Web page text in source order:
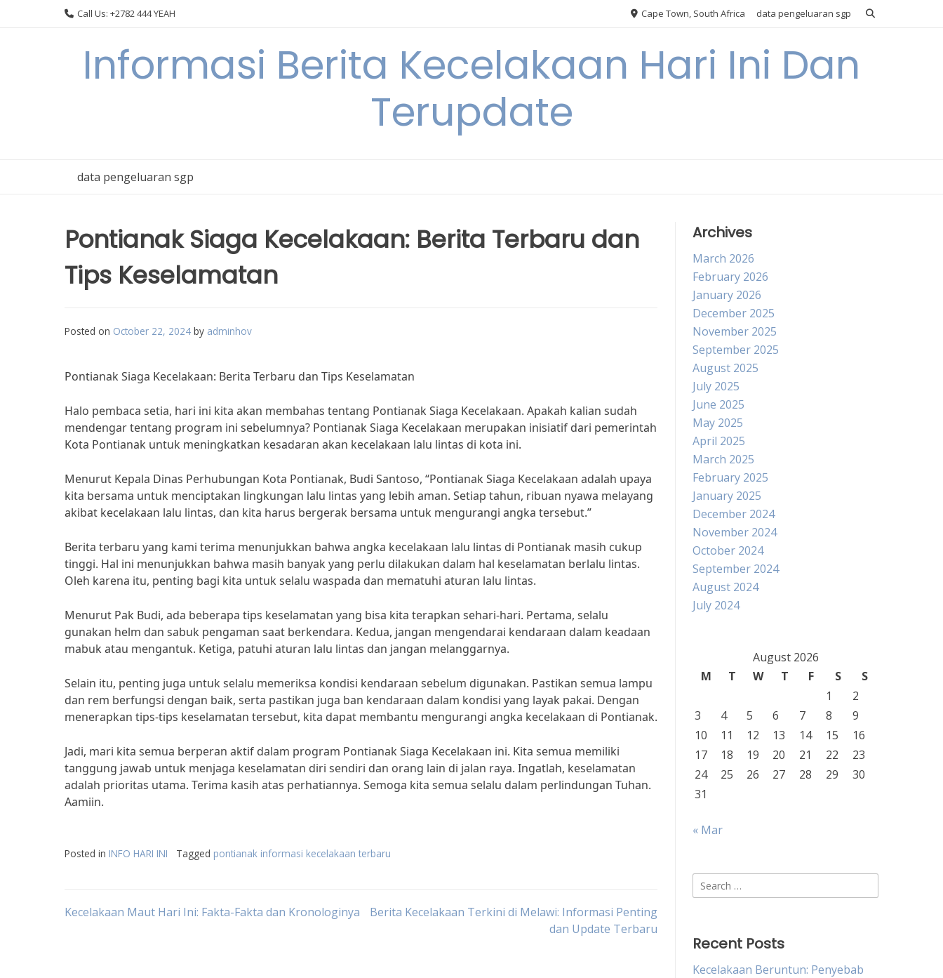
Call Us: +2782 444 YEAH Cape Town, South Africa data pengeluaran sgp
Informasi Berita Kecelakaan Hari Ini Dan
Terupdate
data pengeluaran sgp
Pontianak Siaga Kecelakaan: Berita Terbaru dan
Tips Keselamatan
Posted on October 22, 2024 by adminhov
Pontianak Siaga Kecelakaan: Berita Terbaru dan Tips Keselamatan
Halo pembaca setia, hari ini kita akan membahas tentang Pontianak Siaga Kecelakaan. Apakah kalian sudah
mendengar tentang program ini sebelumnya? Pontianak Siaga Kecelakaan merupakan inisiatif dari pemerintah
Kota Pontianak untuk meningkatkan kesadaran akan kecelakaan lalu lintas di kota ini.
Menurut Kepala Dinas Perhubungan Kota Pontianak, Budi Santoso, “Pontianak Siaga Kecelakaan adalah upaya
kita bersama untuk menciptakan lingkungan lalu lintas yang lebih aman. Setiap tahun, ribuan nyawa melayang
akibat kecelakaan lalu lintas, dan kita harus bergerak bersama untuk mengurangi angka tersebut.”
Berita terbaru yang kami terima menunjukkan bahwa angka kecelakaan lalu lintas di Pontianak masih cukup
tinggi. Hal ini menunjukkan bahwa masih banyak yang perlu dilakukan dalam hal keselamatan berlalu lintas.
Oleh karena itu, penting bagi kita untuk selalu waspada dan mematuhi aturan lalu lintas.
Menurut Pak Budi, ada beberapa tips keselamatan yang bisa kita terapkan sehari-hari. Pertama, selalu
gunakan helm dan sabuk pengaman saat berkendara. Kedua, jangan mengendarai kendaraan dalam keadaan
mabuk atau mengantuk. Ketiga, patuhi aturan lalu lintas dan jangan melanggarnya.
Selain itu, penting juga untuk selalu memeriksa kondisi kendaraan sebelum digunakan. Pastikan semua lampu
dan rem berfungsi dengan baik, serta pastikan juga ban kendaraan dalam kondisi yang layak pakai. Dengan
menerapkan tips-tips keselamatan tersebut, kita dapat membantu mengurangi angka kecelakaan di Pontianak.
Jadi, mari kita semua berperan aktif dalam program Pontianak Siaga Kecelakaan ini. Kita semua memiliki
tanggung jawab untuk menjaga keselamatan diri sendiri dan orang lain di jalan raya. Ingatlah, keselamatan
adalah prioritas utama. Terima kasih atas perhatiannya. Semoga kita semua selalu dalam perlindungan Tuhan.
Aamiin.
Posted in INFO HARI INI Tagged pontianak informasi kecelakaan terbaru
Post
Kecelakaan Maut Hari Ini: Fakta-Fakta dan Kronologinya
Berita Kecelakaan Terkini di Melawi: Informasi Penting
dan Update Terbaru
Archives
March 2026
February 2026
January 2026
December 2025
November 2025
September 2025
August 2025
July 2025
June 2025
May 2025
April 2025
March 2025
February 2025
January 2025
December 2024
November 2024
October 2024
September 2024
August 2024
July 2024
August 2026
M
T W T F S
S
1
2
3
4 5 6 7 8
9
10
11 12 13 14 15
16
17
18 19 20 21 22
23
24
25 26 27 28 29
30
31
« Mar
Search
for:
Recent Posts
Kecelakaan Beruntun: Penyebab